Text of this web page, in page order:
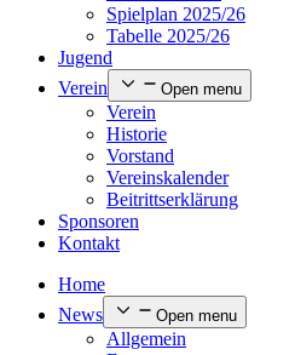
Spielplan 2025/26
Tabelle 2025/26
Jugend
Verein
Open menu
Verein
Historie
Vorstand
Vereinskalender
Beitrittserklärung
Sponsoren
Kontakt
Home
News
Open menu
Allgemein